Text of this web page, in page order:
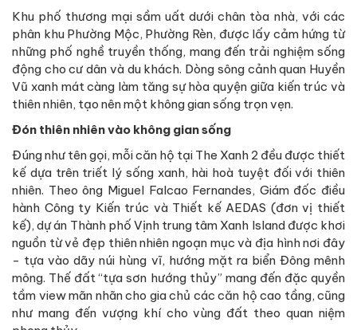
Khu phố thương mại sầm uất dưới chân tòa nhà, với các
phân khu Phường Mộc, Phường Rèn, được lấy cảm hứng từ
những phố nghề truyền thống, mang đến trải nghiệm sống
động cho cư dân và du khách. Dòng sông cảnh quan Huyền
Vũ xanh mát càng làm tăng sự hòa quyện giữa kiến trúc và
thiên nhiên, tạo nên một không gian sống trọn vẹn.
Đón thiên nhiên vào không gian sống
Đúng như tên gọi, mỗi căn hộ tại The Xanh 2 đều được thiết
kế dựa trên triết lý sống xanh, hài hoà tuyệt đối với thiên
nhiên. Theo ông Miguel Falcao Fernandes, Giám đốc điều
hành Công ty Kiến trúc và Thiết kế AEDAS (đơn vị thiết
kế), dự án Thành phố Vịnh trung tâm Xanh Island được khơi
nguồn từ vẻ đẹp thiên nhiên ngoạn mục và địa hình nơi đây
- tựa vào dãy núi hùng vĩ, hướng mặt ra biển Đông mênh
mông. Thế đất “tựa sơn hướng thủy” mang đến đặc quyền
tầm view mãn nhãn cho gia chủ các căn hộ cao tầng, cũng
như mang đến vượng khí cho vùng đất theo quan niệm